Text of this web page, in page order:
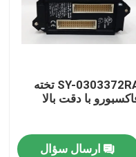
SY-0303372RA تخته
با دقت بالا
ارسال سؤال